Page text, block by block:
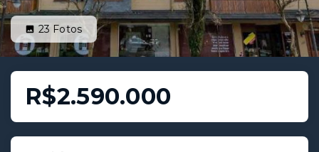
23 Fotos
R$2.590.000